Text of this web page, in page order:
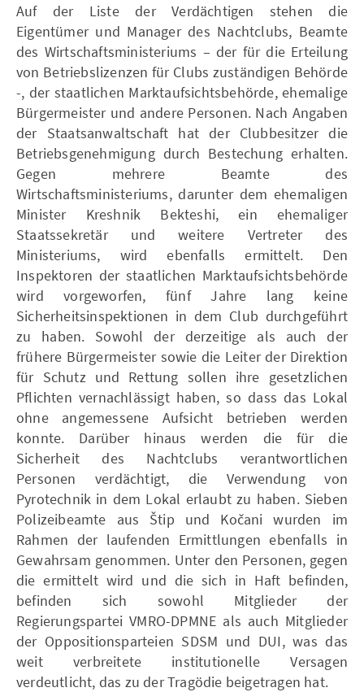
Auf der Liste der Verdächtigen stehen die
Eigentümer und Manager des Nachtclubs, Beamte
des Wirtschaftsministeriums – der für die Erteilung
von Betriebslizenzen für Clubs zuständigen Behörde
-, der staatlichen Marktaufsichtsbehörde, ehemalige
Bürgermeister und andere Personen. Nach Angaben
der Staatsanwaltschaft hat der Clubbesitzer die
Betriebsgenehmigung durch Bestechung erhalten.
Gegen mehrere Beamte des
Wirtschaftsministeriums, darunter dem ehemaligen
Minister Kreshnik Bekteshi, ein ehemaliger
Staatssekretär und weitere Vertreter des
Ministeriums, wird ebenfalls ermittelt. Den
Inspektoren der staatlichen Marktaufsichtsbehörde
wird vorgeworfen, fünf Jahre lang keine
Sicherheitsinspektionen in dem Club durchgeführt
zu haben. Sowohl der derzeitige als auch der
frühere Bürgermeister sowie die Leiter der Direktion
für Schutz und Rettung sollen ihre gesetzlichen
Pflichten vernachlässigt haben, so dass das Lokal
ohne angemessene Aufsicht betrieben werden
konnte. Darüber hinaus werden die für die
Sicherheit des Nachtclubs verantwortlichen
Personen verdächtigt, die Verwendung von
Pyrotechnik in dem Lokal erlaubt zu haben. Sieben
Polizeibeamte aus Štip und Kočani wurden im
Rahmen der laufenden Ermittlungen ebenfalls in
Gewahrsam genommen. Unter den Personen, gegen
die ermittelt wird und die sich in Haft befinden,
befinden sich sowohl Mitglieder der
Regierungspartei VMRO-DPMNE als auch Mitglieder
der Oppositionsparteien SDSM und DUI, was das
weit verbreitete institutionelle Versagen
verdeutlicht, das zu der Tragödie beigetragen hat.